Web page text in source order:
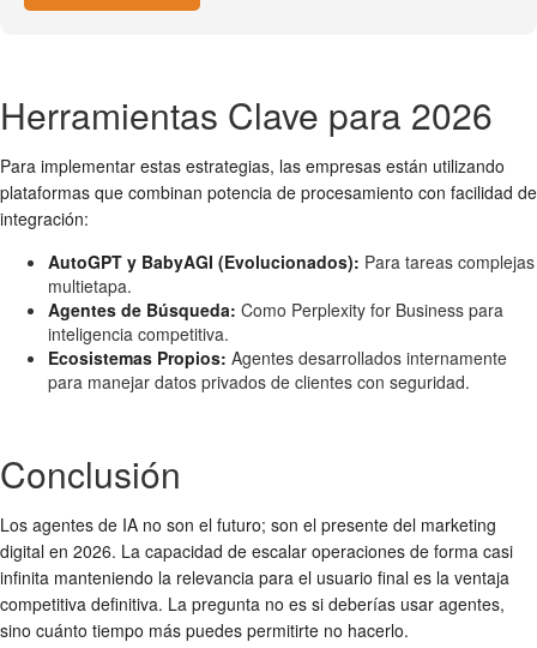
Herramientas Clave para 2026
Para implementar estas estrategias, las empresas están utilizando
plataformas que combinan potencia de procesamiento con facilidad de
integración:
AutoGPT y BabyAGI (Evolucionados): Para tareas complejas
multietapa.
Agentes de Búsqueda: Como Perplexity for Business para
inteligencia competitiva.
Ecosistemas Propios: Agentes desarrollados internamente
para manejar datos privados de clientes con seguridad.
Conclusión
Los agentes de IA no son el futuro; son el presente del marketing
digital en 2026. La capacidad de escalar operaciones de forma casi
infinita manteniendo la relevancia para el usuario final es la ventaja
competitiva definitiva. La pregunta no es si deberías usar agentes,
sino cuánto tiempo más puedes permitirte no hacerlo.